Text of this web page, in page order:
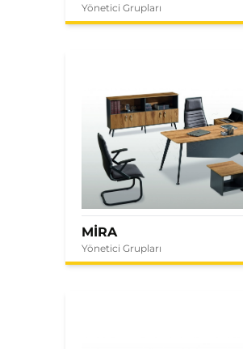
Yönetici Grupları
MİRA
Yönetici Grupları